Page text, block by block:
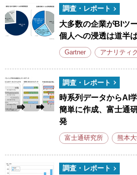
調査・レポート
大多数の企業がBIツ
個人への浸透は道半
Gartner アナリティ
調査・レポート
時系列データからAI
簡単に作成、富士通
発
富士通研究所 熊本
調査・レポート